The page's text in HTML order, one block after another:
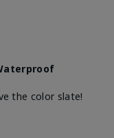
the color slate!